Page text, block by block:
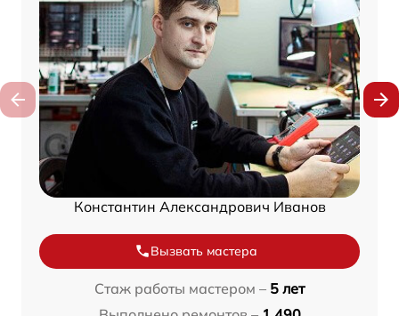
Константин Александрович Иванов
Вызвать мастера
Стаж работы мастером – 5 лет